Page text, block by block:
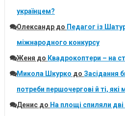
українцем?
Олександрдо Педагог із
міжнародного конкурсу
Женя до Квадрокоптери – на
Микола Шкурко до Засідання
потреби першочергові й ті,
Денисдо На площі спиляли